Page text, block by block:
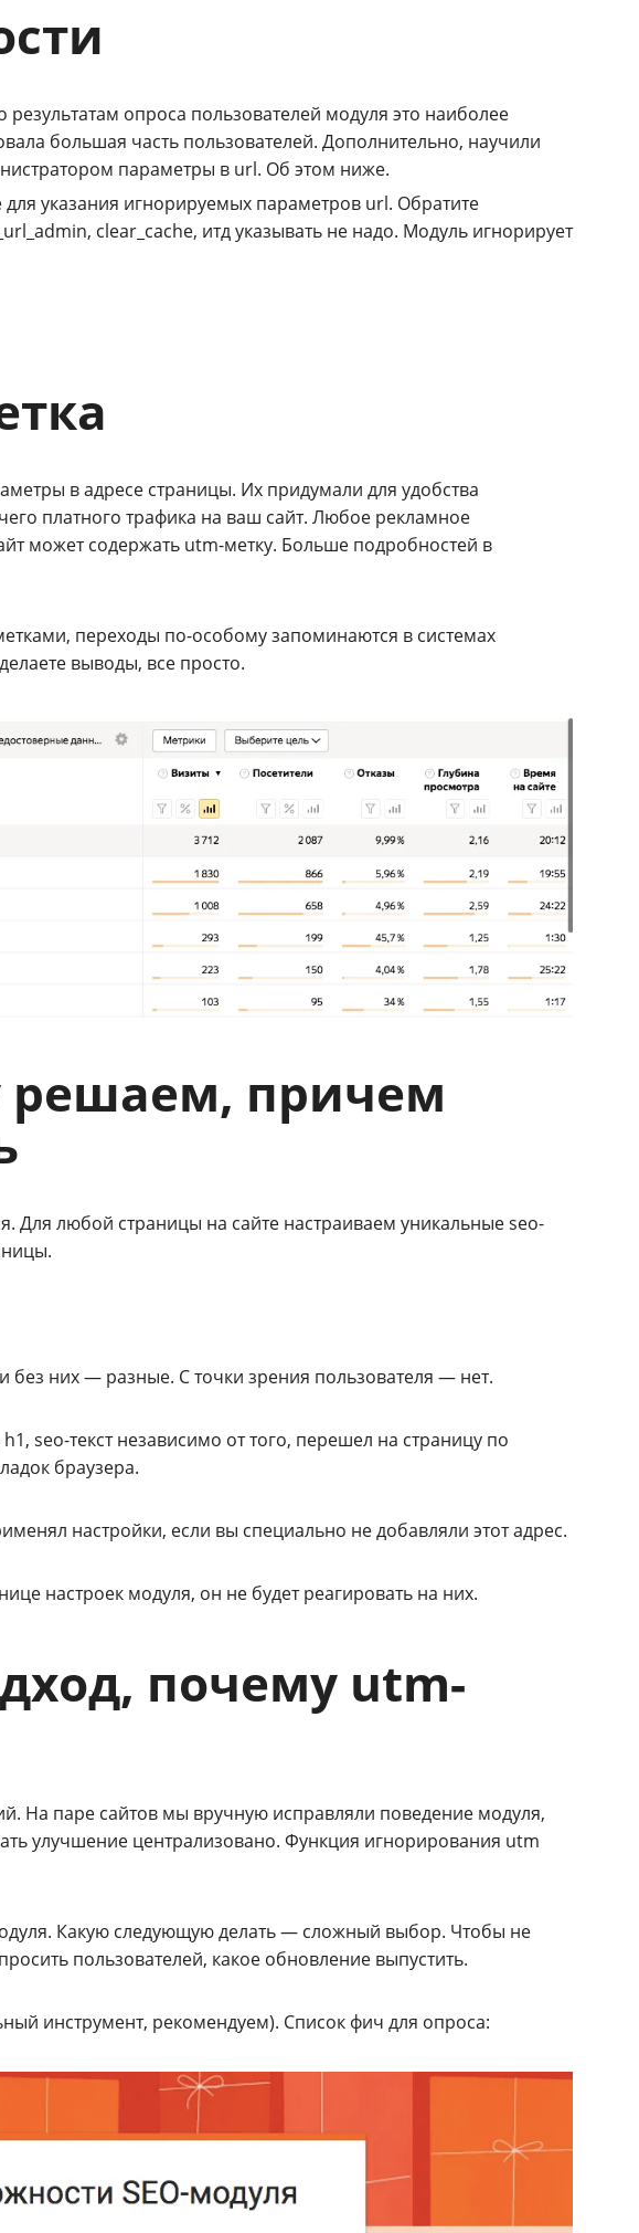
опроса пользователей модуля это наиболее
большая часть пользователей. Дополнительно, научили
параметры в url. Об этом ниже.
указания игнорируемых параметров url. Обратите
clear_cache, итд указывать не надо. Модуль игнорирует
в адресе страницы. Их придумали для удобства
платного трафика на ваш сайт. Любое рекламное
может содержать utm-метку. Больше подробностей в
переходы по-особому запоминаются в системах
выводы, все просто.
решаем, причем
любой страницы на сайте настраиваем уникальные seo-
без них — разные. С точки зрения пользователя — нет.
seo-текст независимо от того, перешел на страницу по
браузера.
настройки, если вы специально не добавляли этот адрес.
настроек модуля, он не будет реагировать на них.
почему utm-
На паре сайтов мы вручную исправляли поведение модуля,
улучшение централизовано. Функция игнорирования utm
Какую следующую делать — сложный выбор. Чтобы не
пользователей, какое обновление выпустить.
инструмент, рекомендуем). Список фич для опроса: